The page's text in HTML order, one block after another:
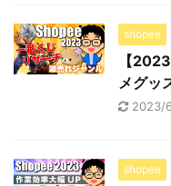
shopee
【
メグッ
2023/
shopee